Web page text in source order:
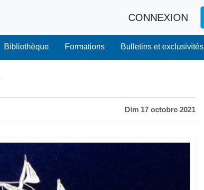
CONNEXION
Bibliothèque Formations Bulletins et exclusivités
Dim 17 octobre 2021